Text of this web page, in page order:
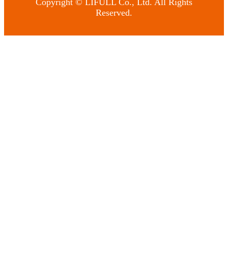
Copyright © LIFULL Co., Ltd. All Rights
Reserved.